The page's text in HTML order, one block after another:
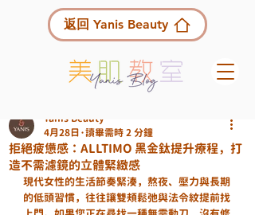
返回 Yanis Beauty
拒絕疲憊感：ALLTIMO 黑金鈦提升療程，打
造不需濾鏡的立體緊緻感
Yanis Beauty
4月28日 讀畢需時 2 分鐘
現代女性的生活節奏緊湊，熬夜、壓力與長期
的低頭習慣，往往讓雙頰鬆弛與法令紋提前找